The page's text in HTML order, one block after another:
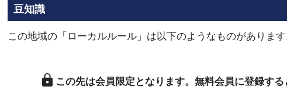
豆知識
この地域の「ローカルルール」は以下のようなものがあります
この先は会員限定となります。 無料会員に登録する